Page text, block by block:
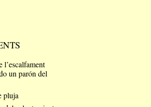
l’escalfament
un parón del
pluja